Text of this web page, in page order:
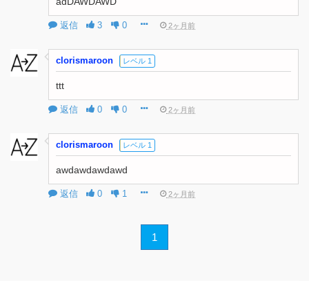
返信 3 0 2ヶ月前
clorismaroon レベル 1
ttt
返信 0 0 2ヶ月前
clorismaroon レベル 1
awdawdawdawd
返信 0 1 2ヶ月前
1